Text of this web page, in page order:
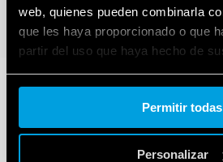
web, quienes pueden combinarla
que les haya proporcionado o que
partir del uso que haya hecho de
Cookie policy.
Permitir todas
Personalizar